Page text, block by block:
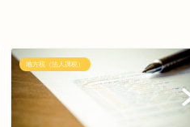
地方税（法人課税）